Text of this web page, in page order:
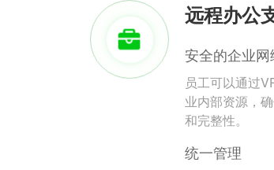
远程办公
安全的企业网
员工可以通过
业内部资源，
和完整性。
统一管理